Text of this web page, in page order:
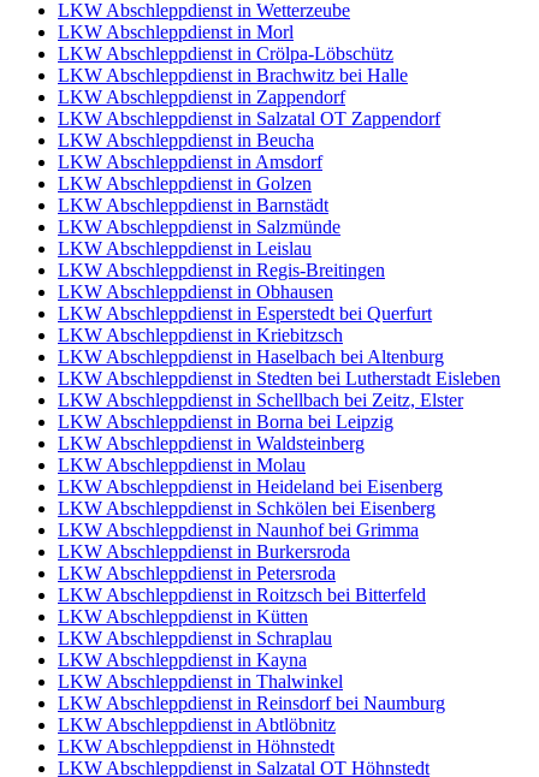
LKW Abschleppdienst in Wetterzeube
LKW Abschleppdienst in Morl
LKW Abschleppdienst in Crölpa-Löbschütz
LKW Abschleppdienst in Brachwitz bei Halle
LKW Abschleppdienst in Zappendorf
LKW Abschleppdienst in Salzatal OT Zappendorf
LKW Abschleppdienst in Beucha
LKW Abschleppdienst in Amsdorf
LKW Abschleppdienst in Golzen
LKW Abschleppdienst in Barnstädt
LKW Abschleppdienst in Salzmünde
LKW Abschleppdienst in Leislau
LKW Abschleppdienst in Regis-Breitingen
LKW Abschleppdienst in Obhausen
LKW Abschleppdienst in Esperstedt bei Querfurt
LKW Abschleppdienst in Kriebitzsch
LKW Abschleppdienst in Haselbach bei Altenburg
LKW Abschleppdienst in Stedten bei Lutherstadt Eisleben
LKW Abschleppdienst in Schellbach bei Zeitz, Elster
LKW Abschleppdienst in Borna bei Leipzig
LKW Abschleppdienst in Waldsteinberg
LKW Abschleppdienst in Molau
LKW Abschleppdienst in Heideland bei Eisenberg
LKW Abschleppdienst in Schkölen bei Eisenberg
LKW Abschleppdienst in Naunhof bei Grimma
LKW Abschleppdienst in Burkersroda
LKW Abschleppdienst in Petersroda
LKW Abschleppdienst in Roitzsch bei Bitterfeld
LKW Abschleppdienst in Kütten
LKW Abschleppdienst in Schraplau
LKW Abschleppdienst in Kayna
LKW Abschleppdienst in Thalwinkel
LKW Abschleppdienst in Reinsdorf bei Naumburg
LKW Abschleppdienst in Abtlöbnitz
LKW Abschleppdienst in Höhnstedt
LKW Abschleppdienst in Salzatal OT Höhnstedt